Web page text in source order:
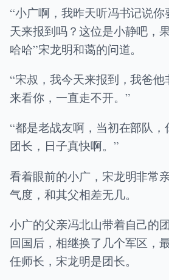
“小广啊，我昨天听冯书记说
天来报到吗？这位是小静吧，
哈哈”宋龙明和蔼的问道。
“宋叔，我今天来报到，我爸
来看你，一直走不开。”
“都是老战友啊，当初在部队
团长，日子真快啊。”
看着眼前的小广，宋龙明非常
气度，和其父相差无几。
小广的父亲冯北山带着自己的
回国后，相继换了几个军区，
任师长，宋龙明是团长。